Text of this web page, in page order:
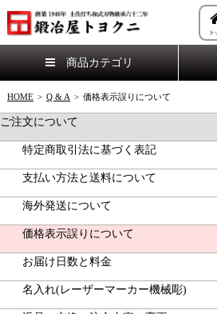
ト
商品カテゴリ
HOME > Q & A > 価格表示誤りについて
ご注文について
特定商取引法に基づく表記
支払い方法と送料について
海外発送について
価格表示誤りについて
お届け日数と料金
名入れ(レーザーマーカー機械彫)